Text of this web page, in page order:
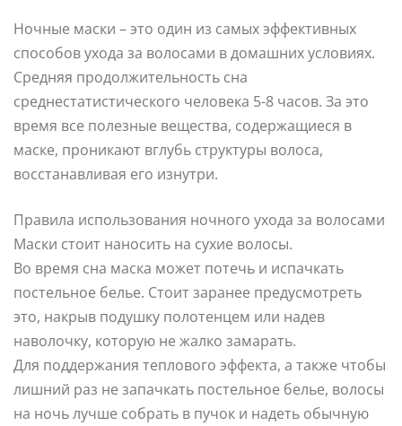
Ночные маски – это один из самых эффективных
способов ухода за волосами в домашних условиях.
Средняя продолжительность сна
среднестатистического человека 5-8 часов. За это
время все полезные вещества, содержащиеся в
маске, проникают вглубь структуры волоса,
восстанавливая его изнутри.
Правила использования ночного ухода за волосами
Маски стоит наносить на сухие волосы.
Во время сна маска может потечь и испачкать
постельное белье. Стоит заранее предусмотреть
это, накрыв подушку полотенцем или надев
наволочку, которую не жалко замарать.
Для поддержания теплового эффекта, а также чтобы
лишний раз не запачкать постельное белье, волосы
на ночь лучше собрать в пучок и надеть обычную